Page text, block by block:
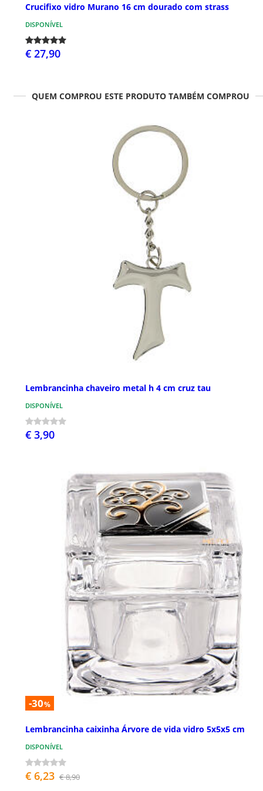
Crucifixo vidro Murano 16 cm dourado com strass
DISPONÍVEL
€ 27,90
QUEM COMPROU ESTE PRODUTO TAMBÉM COMPROU
Lembrancinha chaveiro metal h 4 cm cruz tau
DISPONÍVEL
€ 3,90
-30%
Lembrancinha caixinha Árvore de vida vidro 5x5x5 cm
DISPONÍVEL
€ 6,23 € 8,90